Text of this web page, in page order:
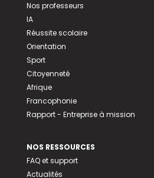
Nos professeurs
IA
Réussite scolaire
Orientation
Sport
Citoyenneté
Afrique
Francophonie
Rapport - Entreprise à mission
NOS RESSOURCES
FAQ et support
Actualités